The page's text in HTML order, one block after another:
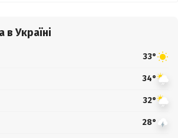
в Україні
33°
34°
32°
28°